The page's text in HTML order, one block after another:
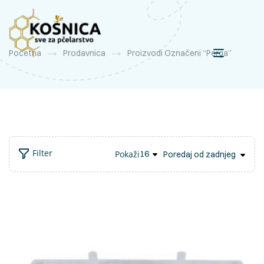
Početna Prodavnica Proizvodi Označeni “perga”
Filter Pokaži